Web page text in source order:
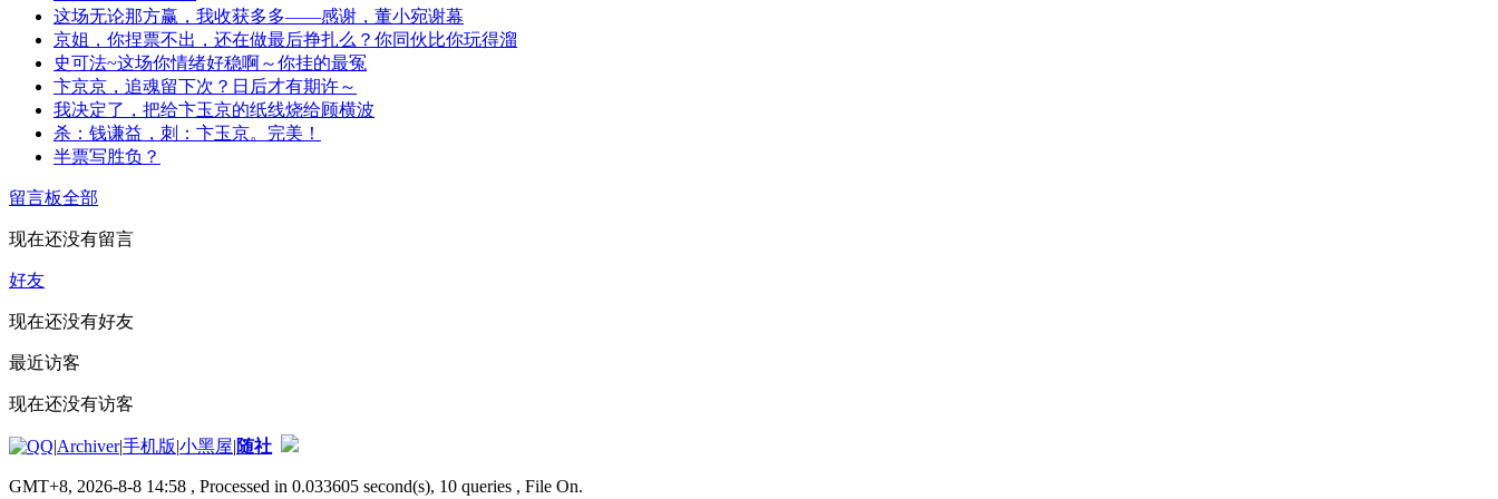
这场无论那方赢，我收获多多——感谢，董小宛谢幕
京姐，你捏票不出，还在做最后挣扎么？你同伙比你玩得溜
史可法~这场你情绪好稳啊～你挂的最冤
卞京京，追魂留下次？日后才有期许～
我决定了，把给卞玉京的纸线烧给顾横波
杀：钱谦益，刺：卞玉京。完美！
半票写胜负？
留言板全部
现在还没有留言
好友
现在还没有好友
最近访客
现在还没有访客
|Archiver|手机版|小黑屋|随社
GMT+8, 2026-8-8 14:58 , Processed in 0.033605 second(s), 10 queries , File On.